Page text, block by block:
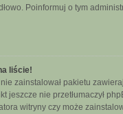
Poinformuj o tym
liście!
zainstalował pakietu
jeszcze nie przetłumaczył
witryny czy może